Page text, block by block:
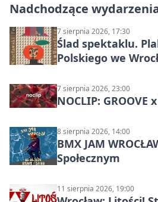
Nadchodzące
7 sierpnia 2026, 17:30
Ślad spektaklu.
Polskiego we
7 sierpnia 2026, 23:00
NOCLIP: GROOVE
8 sierpnia 2026, 14:00
BMX JAM
Społecznym
11 sierpnia 2026, 19:00